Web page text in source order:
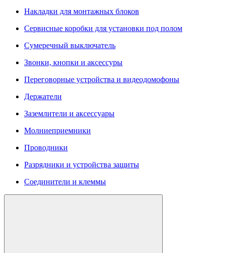
Накладки для монтажных блоков
Сервисные коробки для установки под полом
Сумеречный выключатель
Звонки, кнопки и аксессуры
Переговорные устройства и видеодомофоны
Держатели
Заземлители и аксессуары
Молниеприемники
Проводники
Разрядники и устройства защиты
Соединители и клеммы